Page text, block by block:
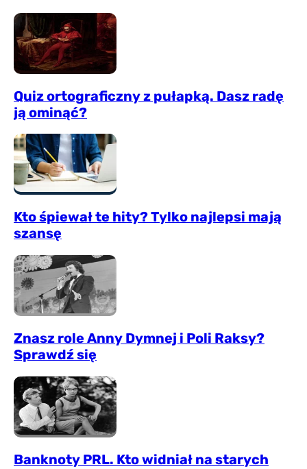
Quiz ortograficzny z pułapką. Dasz radę
ją ominąć?
Kto śpiewał te hity? Tylko najlepsi mają
szansę
Znasz role Anny Dymnej i Poli Raksy?
Sprawdź się
Banknoty PRL. Kto widniał na starych